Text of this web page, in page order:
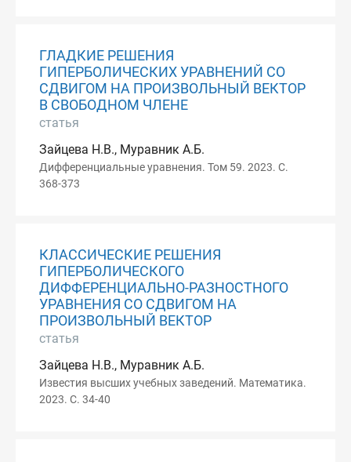
ГЛАДКИЕ РЕШЕНИЯ
ГИПЕРБОЛИЧЕСКИХ УРАВНЕНИЙ СО
СДВИГОМ НА ПРОИЗВОЛЬНЫЙ ВЕКТОР
В СВОБОДНОМ ЧЛЕНЕ
статья
Зайцева Н.В., Муравник А.Б.
Дифференциальные уравнения. Том 59. 2023. С.
368-373
КЛАССИЧЕСКИЕ РЕШЕНИЯ
ГИПЕРБОЛИЧЕСКОГО
ДИФФЕРЕНЦИАЛЬНО-РАЗНОСТНОГО
УРАВНЕНИЯ СО СДВИГОМ НА
ПРОИЗВОЛЬНЫЙ ВЕКТОР
статья
Зайцева Н.В., Муравник А.Б.
Известия высших учебных заведений. Математика.
2023. С. 34-40